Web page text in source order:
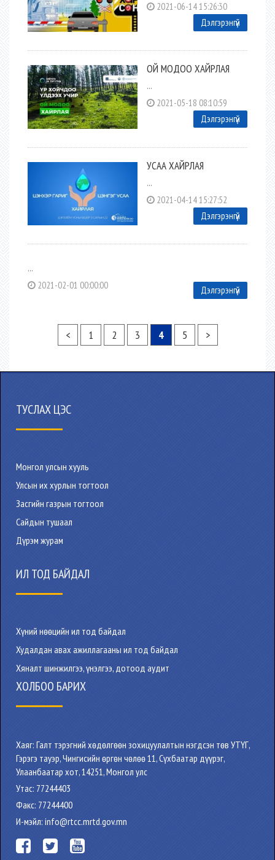
2021-06-14 15:26:30
Дэлгэрэнгүй
ОЙ МОДОО ХАЙРЛАЯ
...
2021-05-18 08:10:59
Дэлгэрэнгүй
УСАА ХАЙРЛАЯ
...
2021-04-14 15:27:52
Дэлгэрэнгүй
...
2021-02-01 00:00:00
Дэлгэрэнгүй
< 1 2 3 4 5 >
ТУСЛАХ ЦЭС
Монгол улсын хууль
Улсын их хурлын тогтоол
Засгийн газрын тогтоол
Сайдын тушаал
Дүрэм журам
ИЛ ТОД БАЙДАЛ
Хүний нөөцийн ил тод байдал
Худалдан авах ажиллагааны ил тод байдал
Хяналт шинжилгээ, үнэлгээ, дотоод аудит
ХОЛБОО БАРИХ
Хаяг: Галт тэрэгний хөдөлгөөн зохицуулалтын нэгдсэн төв УТҮГ,
Гэрэгэ тауэр, Чингисийн өргөн чөлөө 11, Сүхбаатар дүүрэг,
Улаанбаатар хот, 14251, Монгол улс
Утас: 77244403
Факс: 77244400
И-мэйл: info@rtcc.mrtd.gov.mn